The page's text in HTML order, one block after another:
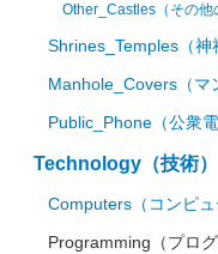
Other_Castles（その他
Shrines_Temples（神
Manhole_Covers（マ
Public_Phone（公衆電
Technology（技術）
Computers（コンピュ
Programming（プログ